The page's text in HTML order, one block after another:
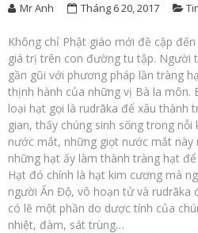
Mr Anh Tháng 6 20, 2017
Không chỉ Phật giáo mới đề cập
giá trị trên con đường tu tập. Người
gần gũi với phương pháp lần tràng
thịnh hành của những vị Bà la môn.
loại hạt gọi là rudrāka để xâu thành
gian, thấy chúng sinh sống trong
nước mắt, những giọt nước mắt
những hạt ấy làm thành tràng hạt
Hạt đó chính là hạt kim cương mà
người Ấn Độ, vô hoạn tử và rudrāka
có lẽ một phần do dược tính của
nhiệt, đàm, sát trùng…